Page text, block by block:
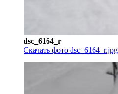
dsc_6164_r
Скачать фото dsc_6164_r.jpg